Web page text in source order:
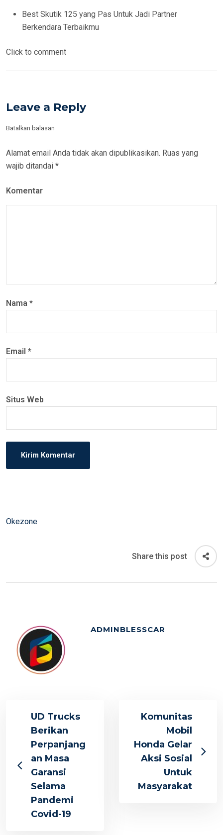
Best Skutik 125 yang Pas Untuk Jadi Partner
Berkendara Terbaikmu
Click to comment
Leave a Reply
Batalkan balasan
Alamat email Anda tidak akan dipublikasikan. Ruas yang
wajib ditandai *
Komentar
Nama *
Email *
Situs Web
Okezone
Share this post
ADMINBLESSCAR
UD Trucks
Berikan
Perpanjang
an Masa
Garansi
Selama
Pandemi
Covid-19
Komunitas
Mobil
Honda Gelar
Aksi Sosial
Untuk
Masyarakat